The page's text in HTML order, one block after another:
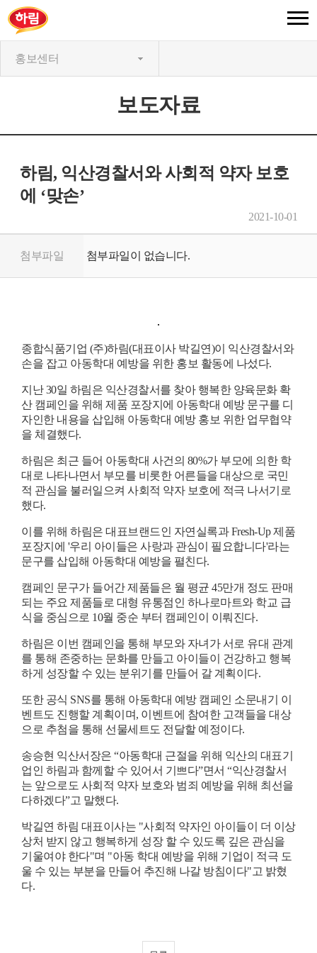
홍보센터
보도자료
하림, 익산경찰서와 사회적 약자 보호
에 ‘맞손’
2021-10-01
첨부파일 첨부파일이 없습니다.
종합식품기업 (주)하림(대표이사 박길연)이 익산경찰서와
손을 잡고 아동학대 예방을 위한 홍보 활동에 나섰다.
지난30일 하림은 익산경찰서를 찾아 행복한 양육문화 확
산 캠페인을 위해 제품 포장지에 아동학대 예방 문구를 디
자인한 내용을 삽입해 아동학대 예방 홍보 위한 업무협약
을 체결했다.
하림은 최근 들어 아동학대 사건의 80%가 부모에 의한 학
대로 나타나면서 부모를 비롯한 어른들을 대상으로 국민
적 관심을 불러일으켜 사회적 약자 보호에 적극 나서기로
했다.
이를 위해 하림은 대표브랜드인 자연실록과Fresh-Up제품
포장지에 '우리 아이들은 사랑과 관심이 필요합니다'라는
문구를 삽입해 아동학대 예방을 펼친다.
캠페인 문구가 들어간 제품들은 월 평균 45만개 정도 판매
되는 주요 제품들로 대형 유통점인 하나로마트와 학교 급
식을 중심으로 10월 중순 부터 캠페인이 이뤄진다.
하림은 이번 캠페인을 통해 부모와 자녀가 서로 유대 관계
를 통해 존중하는 문화를 만들고 아이들이 건강하고 행복
하게 성장할 수 있는 분위기를 만들어 갈 계획이다.
또한 공식 SNS를 통해 아동학대 예방 캠페인 소문내기 이
벤트도 진행할 계획이며, 이벤트에 참여한 고객들을 대상
으로 추첨을 통해 선물세트도 전달할 예정이다.
송승현 익산서장은 “아동학대 근절을 위해 익산의 대표기
업인 하림과 함께할 수 있어서 기쁘다”면서 “익산경찰서
는 앞으로도 사회적 약자 보호와 범죄 예방을 위해 최선을
다하겠다”고 말했다.
박길연 하림 대표이사는 "사회적 약자인 아이들이 더 이상
상처 받지 않고 행복하게 성장 할 수 있도록 깊은 관심을
기울여야 한다"며 "아동 학대 예방을 위해 기업이 적극 도
울 수 있는 부분을 만들어 추진해 나갈 방침이다"고 밝혔
다.